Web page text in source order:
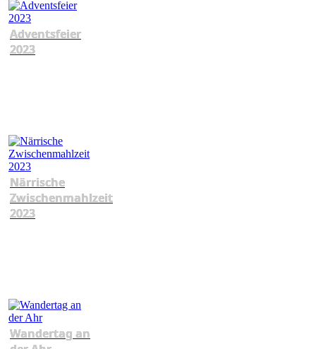
Adventsfeier
2023
Närrische
Zwischenmahlzeit
2023
Wandertag an